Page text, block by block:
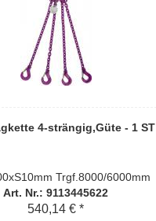
4-strängig,Güte - 1 ST
Trgf.8000/6000mm
Art. Nr.: 9113445622
540,14 € *